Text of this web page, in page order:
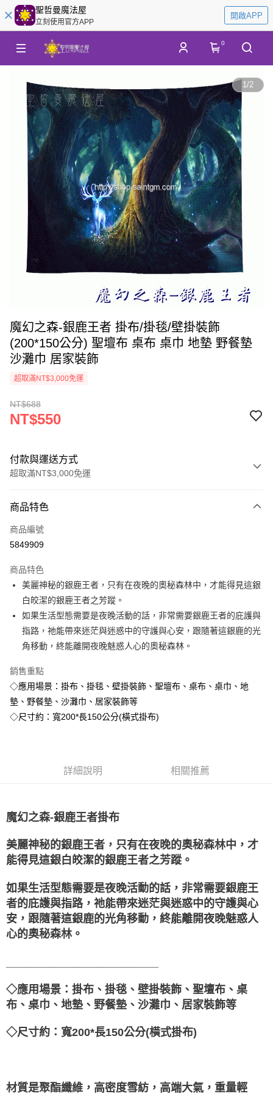
聖哲曼魔法屋
立刻使用官方APP
開啟APP
0
1/2
魔幻之森-銀鹿王者 掛布/掛毯/壁掛裝飾
(200*150公分) 聖壇布 桌布 桌巾 地墊 野餐墊
沙灘巾 居家裝飾
超取滿NT$3,000免運
NT$688
NT$550
付款與運送方式
超取滿NT$3,000免運
信用卡一次付款
超商取貨付款
Apple Pay
街口支付
悠遊付
ATM付款
全家取貨付款
每筆NT$80，滿NT$3,000(含以上)免運費
賣家宅配幫您送（台灣）
郵局幫你送（離島）
付款後門市自取
商品特色
商品編號
5849909
商品特色
美麗神秘的銀鹿王者，只有在夜晚的奧秘森林中，才能得見這銀
白皎潔的銀鹿王者之芳蹤。
如果生活型態需要是夜晚活動的話，非常需要銀鹿王者的庇護與
指路，祂能帶來迷茫與迷惑中的守護與心安，跟隨著這銀鹿的光
角移動，終能離開夜晚魅惑人心的奧秘森林。
銷售重點
◇應用場景：掛布、掛毯、壁掛裝飾、聖壇布、桌布、桌巾、地
墊、野餐墊、沙灘巾、居家裝飾等
◇尺寸約：寬200*長150公分(橫式掛布)
詳細說明 相關推薦
魔幻之森-銀鹿王者掛布
美麗神秘的銀鹿王者，只有在夜晚的奧秘森林中，才
能得見這銀白皎潔的銀鹿王者之芳蹤。
如果生活型態需要是夜晚活動的話，非常需要銀鹿王
者的庇護與指路，祂能帶來迷茫與迷惑中的守護與心
安，跟隨著這銀鹿的光角移動，終能離開夜晚魅惑人
心的奧秘森林。
◇應用場景：掛布、掛毯、壁掛裝飾、聖壇布、桌
布、桌巾、地墊、野餐墊、沙灘巾、居家裝飾等
◇尺寸約：寬200*長150公分(橫式掛布)
材質是聚酯纖維，高密度雪紡，高端大氣，重量輕